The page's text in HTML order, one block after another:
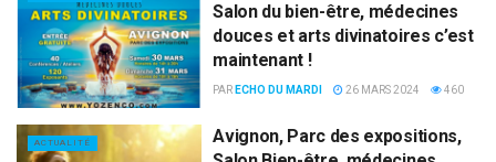
Salon du bien-être, médecines
douces et arts divinatoires c’est
maintenant !
PAR ECHO DU MARDI 26 MARS 2024 460
ACTUALITÉ
Avignon, Parc des expositions,